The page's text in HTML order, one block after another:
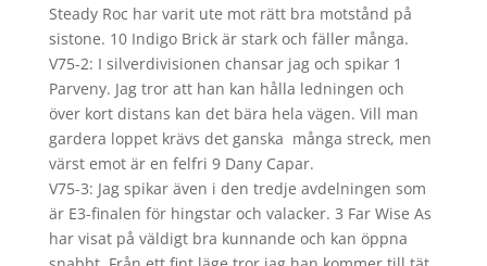
Steady Roc har varit ute mot rätt bra motstånd på
sistone. 10 Indigo Brick är stark och fäller många.
V75-2: I silverdivisionen chansar jag och spikar 1
Parveny. Jag tror att han kan hålla ledningen och
över kort distans kan det bära hela vägen. Vill man
gardera loppet krävs det ganska många streck, men
värst emot är en felfri 9 Dany Capar.
V75-3: Jag spikar även i den tredje avdelningen som
är E3-finalen för hingstar och valacker. 3 Far Wise As
har visat på väldigt bra kunnande och kan öppna